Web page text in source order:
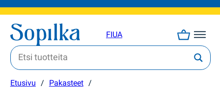
FIUA
Etusivu / Pakasteet /